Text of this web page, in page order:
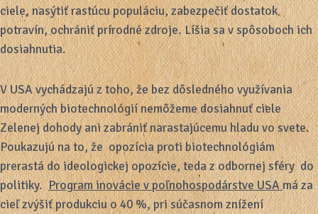
ciele, nasýtiť rastúcu populáciu, zabezpečiť dostatok
potravín, ochrániť prírodné zdroje. Líšia sa v spôsoboch ich
dosiahnutia.
V USA vychádzajú z toho, že bez dôsledného využívania
moderných biotechnológií nemôžeme dosiahnuť ciele
Zelenej dohody ani zabrániť narastajúcemu hladu vo svete.
Poukazujú na to, že opozícia proti biotechnológiám
prerastá do ideologickej opozície, teda z odbornej sféry do
politiky.Program inovácie v poľnohospodárstve USAmá za
cieľ zvýšiť produkciu o 40 %, pri súčasnom znížení